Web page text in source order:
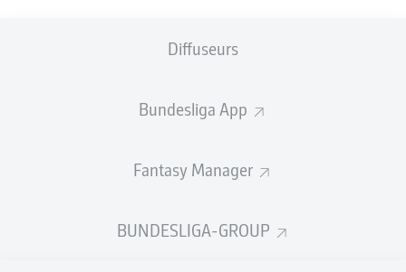
Diffuseurs
Bundesliga App
Fantasy Manager
BUNDESLIGA-GROUP
STATS DE LA SAISON